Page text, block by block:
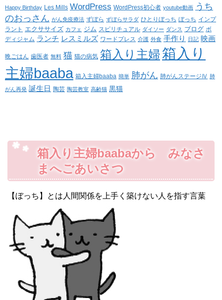
Happy Birthday Les Mills WordPress WordPress初心者 youtube動画 うち
のおっさん がん免疫療法 ずぼら ずぼらサラダ ひとりぼっち ぼっち インプ
ラント エクササイズ カフェ ジム スピリチュアル ダイソー ダンス ブログ ボ
ディジャム ランチ レスミルズ ワードプレス 介護 外食 手作り 日記 映画
晩ごはん 歯医者 無料 猫 猫の病気 箱入り主婦箱入り
主婦baaba 箱入主婦baaba 簡単 肺がん 肺がんステージⅣ 肺
がん再発 誕生日 陶芸 陶芸教室 高齢猫 黒猫
箱入り主婦baabaから みなさ
まへごあいさつ
【ぼっち】とは人間関係を上手く築けない人を指す言葉